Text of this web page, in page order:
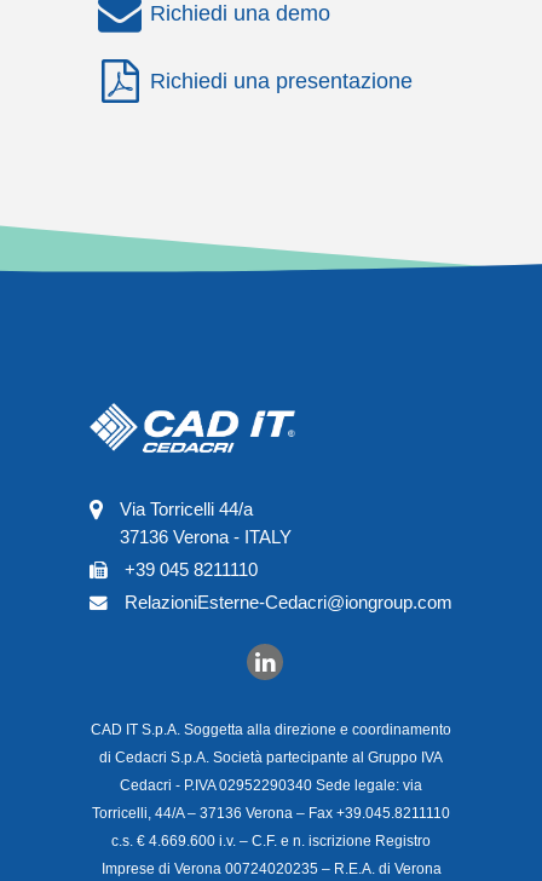
Richiedi una demo
Richiedi una presentazione
Via Torricelli 44/a
37136 Verona - ITALY
+39 045 8211110
RelazioniEsterne-Cedacri@iongroup.com
CAD IT S.p.A. Soggetta alla direzione e coordinamento
di Cedacri S.p.A. Società partecipante al Gruppo IVA
Cedacri - P.IVA 02952290340 Sede legale: via
Torricelli, 44/A – 37136 Verona – Fax +39.045.8211110
c.s. € 4.669.600 i.v. – C.F. e n. iscrizione Registro
Imprese di Verona 00724020235 – R.E.A. di Verona